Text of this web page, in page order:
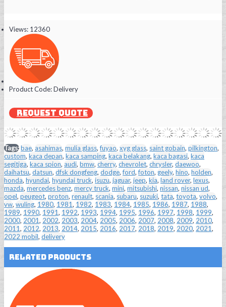
Views: 12360
Product Code:Delivery
REQUEST QUOTE
Tags:bae, asahimas, mulia glass,fuyao, xyg glass, saint gobain, pilkington,
custom, kaca depan, kaca samping, kaca belakang, kaca bagasi, kaca
segitiga, kaca spion, audi, bmw, cherry, chevrolet, chrysler, daewoo,
daihatsu, datsun, dfsk dongfeng, dodge,ford,foton, geely, hino, holden,
honda, hyundai, hyundai truck, isuzu, jaguar, jeep, kia, land rover, lexus,
mazda, mercedes benz, mercy truck, mini, mitsubishi, nissan, nissan ud,
opel, peugeot, proton, renault, scania, subaru, suzuki, tata, toyota, volvo,
vw, wuling, 1980, 1981, 1982, 1983, 1984, 1985, 1986, 1987, 1988,
1989, 1990, 1991, 1992, 1993, 1994, 1995, 1996, 1997, 1998, 1999,
2000, 2001, 2002, 2003, 2004, 2005, 2006, 2007, 2008, 2009, 2010,
2011, 2012, 2013, 2014, 2015, 2016, 2017, 2018, 2019, 2020, 2021,
2022 mobil, delivery
Related Products